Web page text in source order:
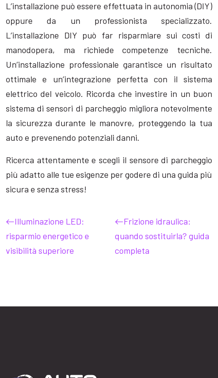
L’installazione può essere effettuata in autonomia (DIY)
oppure da un professionista specializzato.
L’installazione DIY può far risparmiare sui costi di
manodopera, ma richiede competenze tecniche.
Un’installazione professionale garantisce un risultato
ottimale e un’integrazione perfetta con il sistema
elettrico del veicolo. Ricorda che investire in un buon
sistema di sensori di parcheggio migliora notevolmente
la sicurezza durante le manovre, proteggendo la tua
auto e prevenendo potenziali danni.
Ricerca attentamente e scegli il sensore di parcheggio
più adatto alle tue esigenze per godere di una guida più
sicura e senza stress!
Illuminazione LED:
risparmio energetico e
visibilità superiore
Frizione idraulica:
quando sostituirla? guida
completa